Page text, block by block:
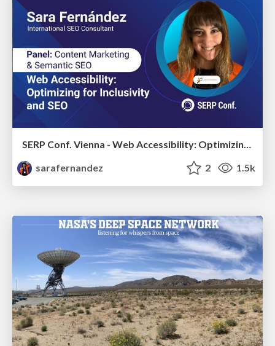
SERP Conf. Vienna - Web Accessibility: Optimizing for Inclusivity and SEO
sarafernandez
2 1.5k